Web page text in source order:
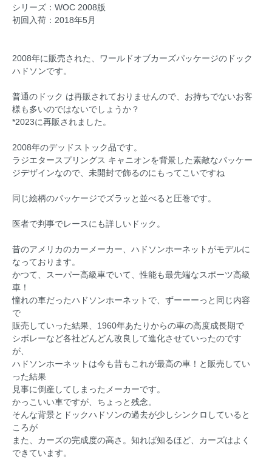
シリーズ：WOC 2008版
初回入荷：2018年5月
2008年に販売された、ワールドオブカーズパッケージのドック
ハドソンです。
普通のドック は再販されておりませんので、お持ちでないお客
様も多いのではないでしょうか？
*2023に再販されました。
2008年のデッドストック品です。
ラジエタースプリングス キャニオンを背景した素敵なパッケー
ジデザインなので、未開封で飾るのにもってこいですね
同じ絵柄のパッケージでズラッと並べると圧巻です。
医者で判事でレースにも詳しいドック。
昔のアメリカのカーメーカー、ハドソンホーネットがモデルに
なっております。
かつて、スーパー高級車でいて、性能も最先端なスポーツ高級
車！
憧れの車だったハドソンホーネットで、ずーーーっと同じ内容
で
販売していった結果、1960年あたりからの車の高度成長期で
シボレーなど各社どんどん改良して進化させていったのです
が、
ハドソンホーネットは今も昔もこれが最高の車！と販売してい
った結果
見事に倒産してしまったメーカーです。
かっこいい車ですが、ちょっと残念。
そんな背景とドックハドソンの過去が少しシンクロしていると
ころが
また、カーズの完成度の高さ。知れば知るほど、カーズはよく
できています。